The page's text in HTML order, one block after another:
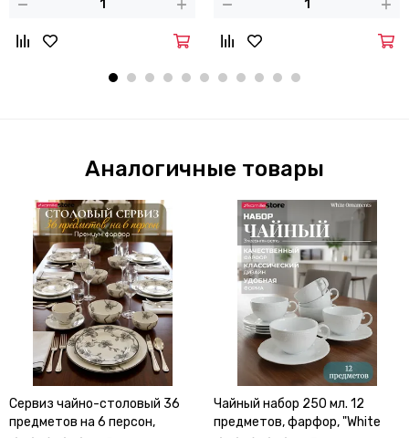
Аналогичные товары
Сервиз чайно-столовый 36
предметов на 6 персон,
Чайный набор 250 мл. 12
предметов, фарфор, "White